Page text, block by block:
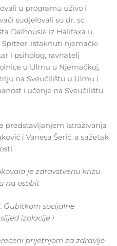
u programu uživo i
sudjelovali su dr. sc.
Dalhousie iz Halifaxa u
istaknuti njemački
i psiholog, ravnatelj
u Ulmu u Njemačkoj,
na Sveučilištu u Ulmu i
i učenje na Sveučilištu
predstavljanjem istraživanja
i Vanesa Šerić, a sažetak
je zdravstvenu krizu
na osobit
Gubitkom socijalne
izolacije i
prijetnjom za zdravlje